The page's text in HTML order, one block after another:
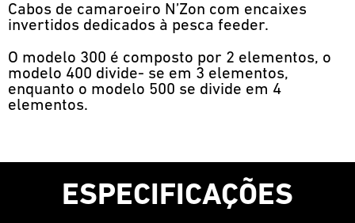
Cabos de camaroeiro N’Zon com encaixes
invertidos dedicados à pesca feeder.
O modelo 300 é composto por 2 elementos, o
modelo 400 divide- se em 3 elementos,
enquanto o modelo 500 se divide em 4
elementos.
ESPECIFICAÇÕES